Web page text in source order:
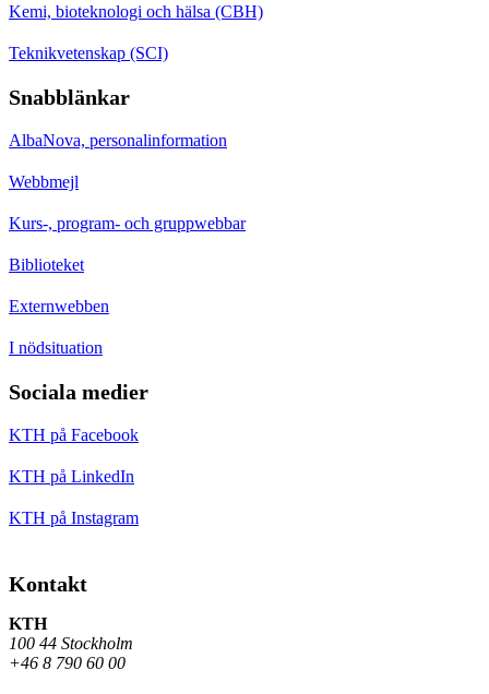
Kemi, bioteknologi och hälsa (CBH)
Teknikvetenskap (SCI)
Snabblänkar
AlbaNova, personalinformation
Webbmejl
Kurs-, program- och gruppwebbar
Biblioteket
Externwebben
I nödsituation
Sociala medier
KTH på Facebook
KTH på LinkedIn
KTH på Instagram
Kontakt
KTH
100 44 Stockholm
+46 8 790 60 00